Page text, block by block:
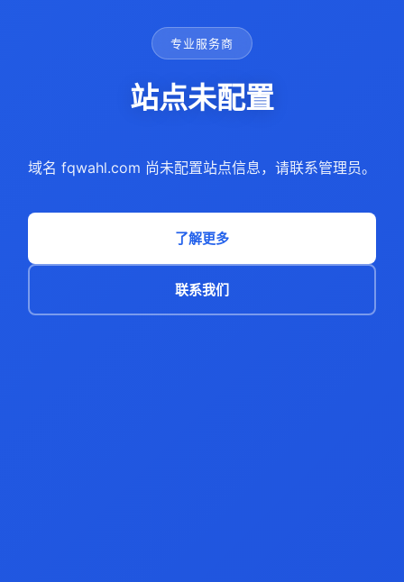
专业服务商
站点未配置
域名 fqwahl.com 尚未配置站点信息，请联系管理员。
了解更多
联系我们